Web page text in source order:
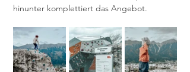
hinunter komplettiert das Angebot.